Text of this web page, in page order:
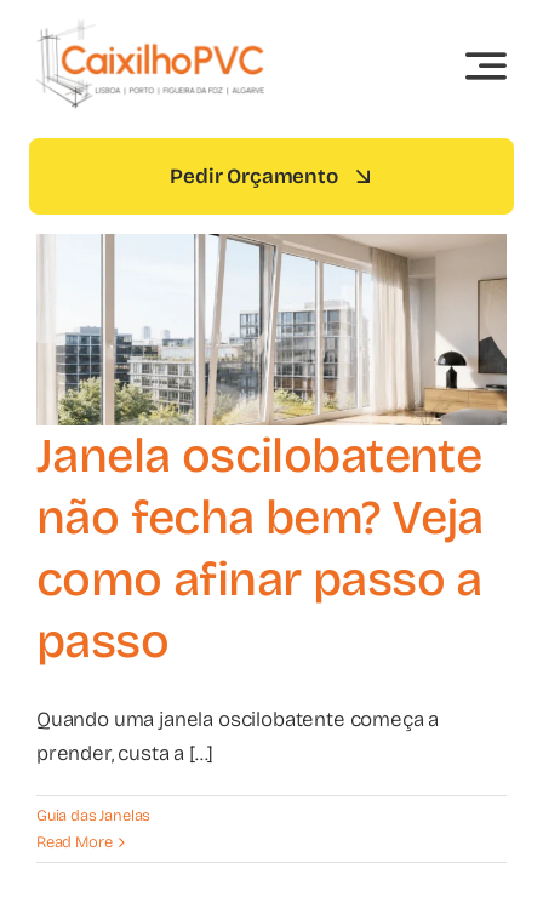
content
Pedir Orçamento
Janela oscilobatente
não fecha bem? Veja
como afinar passo a
passo
Quando uma janela oscilobatente começa a
prender, custa a [...]
Guia das Janelas
Read More